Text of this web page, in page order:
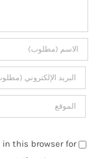
in this browser for